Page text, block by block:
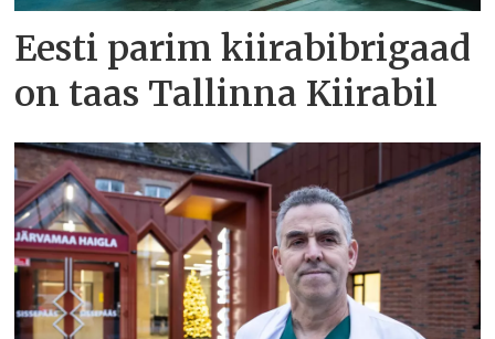
Eesti parim kiirabibrigaad
on taas Tallinna Kiirabil